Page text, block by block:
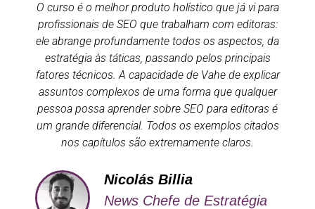
O curso é o melhor produto holístico que já vi para
profissionais de SEO que trabalham com editoras:
ele abrange profundamente todos os aspectos, da
estratégia às táticas, passando pelos principais
fatores técnicos. A capacidade de Vahe de explicar
assuntos complexos de uma forma que qualquer
pessoa possa aprender sobre SEO para editoras é
um grande diferencial. Todos os exemplos citados
nos capítulos são extremamente claros.
Nicolás Billia
News Chefe de Estratégia